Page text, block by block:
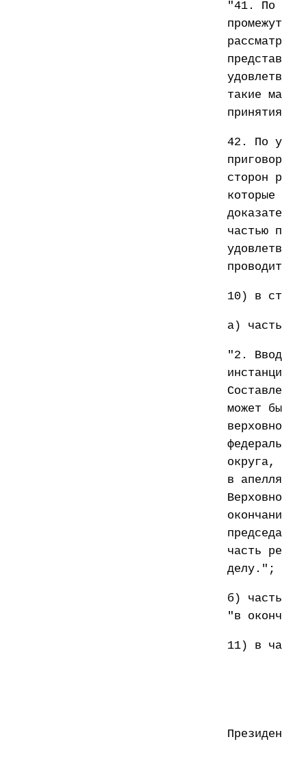
"41. По
такие
42. По
сторон
частью
10) в
а)
"2.
может
округа,
в
часть
делу.";
б)
"в
11) в